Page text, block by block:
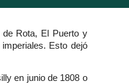
de Rota, El Puerto y
Esto dejó
en junio de 1808 o